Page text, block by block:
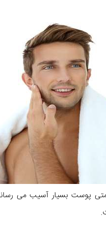
پوست بسیار آسیب می